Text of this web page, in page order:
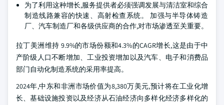
为了利用这种增长,服务提供者必须强调发展与清洁室和综合
制造线路兼容的快速、高射检查系统。 加强与半导体铸造
厂、汽车制造厂和各级供应商的合作,对市场渗透至关重要。
拉丁美洲维持 9.9%的市场份额和4.3%的CAGR增长,这是由于中
产阶级人口不断增加、工业投资增加以及汽车、电子和消费品
部门自动化制造系统的采用率提高。
2024年,中东和非洲市场价值为8,380万美元,预计将在工业化增
长、基础设施投资以及经济从石油经济向多样化经济多样化的